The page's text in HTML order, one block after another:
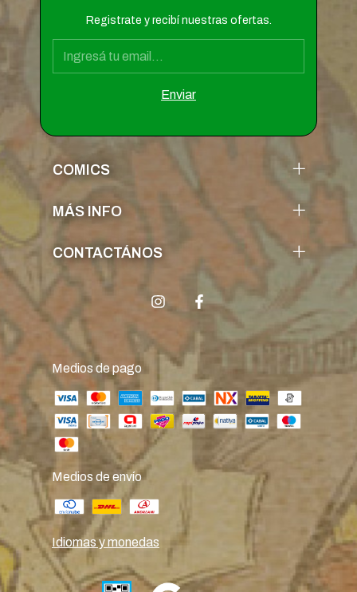
Registrate y recibí nuestras ofertas.
COMICS
MÁS INFO
CONTACTÁNOS
Medios de pago
Medios de envío
Idiomas y monedas